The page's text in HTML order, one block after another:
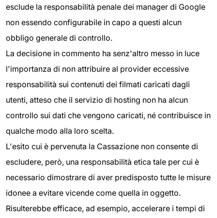
esclude la responsabilità penale dei manager di Google
non essendo configurabile in capo a questi alcun
obbligo generale di controllo.
La decisione in commento ha senz'altro messo in luce
l'importanza di non attribuire al provider eccessive
responsabilità sui contenuti dei filmati caricati dagli
utenti, atteso che il servizio di hosting non ha alcun
controllo sui dati che vengono caricati, né contribuisce in
qualche modo alla loro scelta.
L'esito cui è pervenuta la Cassazione non consente di
escludere, però, una responsabilità etica tale per cui è
necessario dimostrare di aver predisposto tutte le misure
idonee a evitare vicende come quella in oggetto.
Risulterebbe efficace, ad esempio, accelerare i tempi di